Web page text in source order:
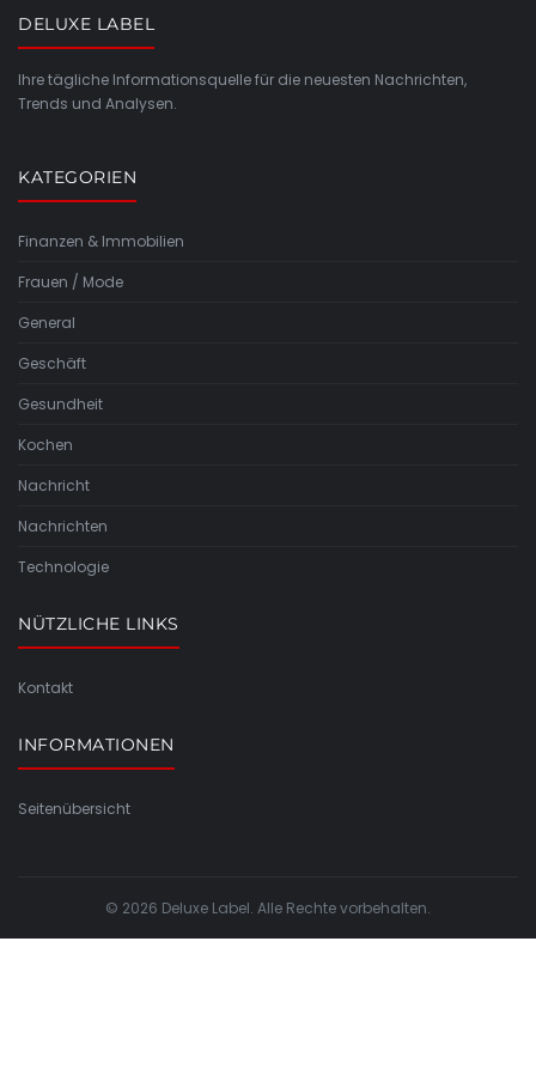
DELUXE LABEL
Ihre tägliche Informationsquelle für die neuesten Nachrichten,
Trends und Analysen.
KATEGORIEN
Finanzen & Immobilien
Frauen / Mode
General
Geschäft
Gesundheit
Kochen
Nachricht
Nachrichten
Technologie
NÜTZLICHE LINKS
Kontakt
INFORMATIONEN
Seitenübersicht
© 2026 Deluxe Label. Alle Rechte vorbehalten.